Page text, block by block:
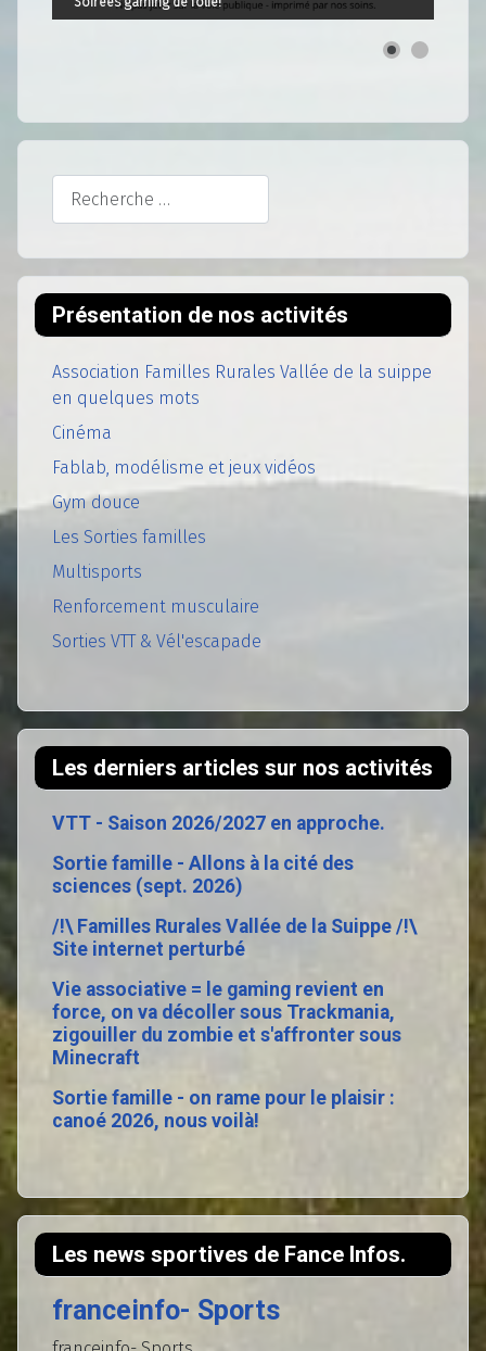
Rechercher
Présentation de nos activités
Association Familles Rurales Vallée de la suippe
en quelques mots
Cinéma
Fablab, modélisme et jeux vidéos
Gym douce
Les Sorties familles
Multisports
Renforcement musculaire
Sorties VTT & Vél'escapade
Les derniers articles sur nos activités
VTT - Saison 2026/2027 en approche.
Sortie famille - Allons à la cité des
sciences (sept. 2026)
/!\ Familles Rurales Vallée de la Suippe /!\
Site internet perturbé
Vie associative = le gaming revient en
force, on va décoller sous Trackmania,
zigouiller du zombie et s'affronter sous
Minecraft
Sortie famille - on rame pour le plaisir :
canoé 2026, nous voilà!
Les news sportives de Fance Infos.
franceinfo- Sports